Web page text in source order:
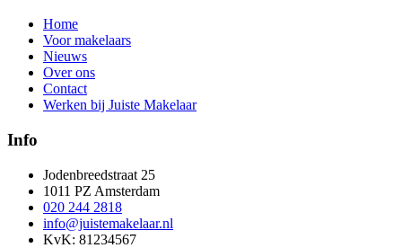
Home
Voor makelaars
Nieuws
Over ons
Contact
Werken bij Juiste Makelaar
Info
Jodenbreedstraat 25
1011 PZ Amsterdam
020 244 2818
info@juistemakelaar.nl
KvK: 81234567